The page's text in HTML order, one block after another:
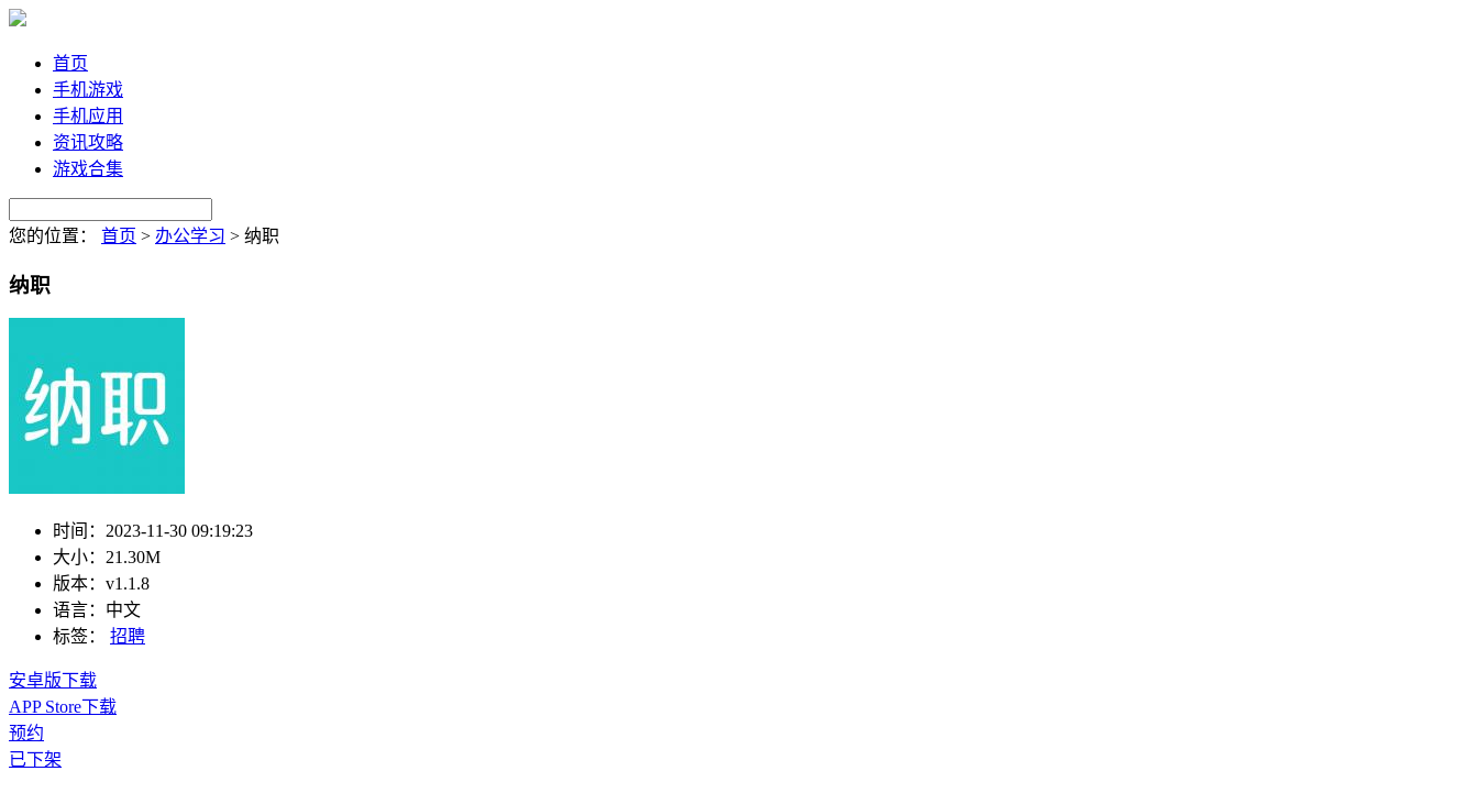
首页
手机游戏
手机应用
资讯攻略
游戏合集
您的位置： 首页 > 办公学习 > 纳职
纳职
时间： 2023-11-30 09:19:23
大小： 21.30M
版本： v1.1.8
语言： 中文
标签：
招聘
安卓版下载
APP Store下载
预约
已下架